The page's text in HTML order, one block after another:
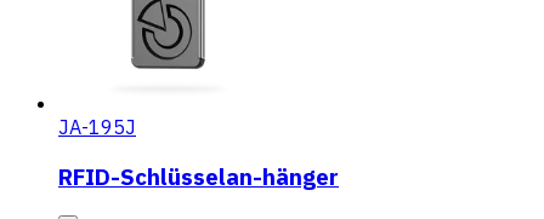
JA-195J
RFID-Schlüsselan-hänger